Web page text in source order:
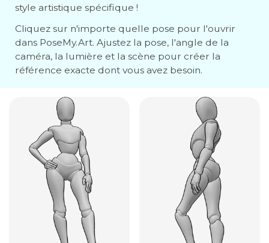
style artistique spécifique !
Cliquez sur n'importe quelle pose pour l'ouvrir
dans PoseMy.Art. Ajustez la pose, l'angle de la
caméra, la lumière et la scène pour créer la
référence exacte dont vous avez besoin.